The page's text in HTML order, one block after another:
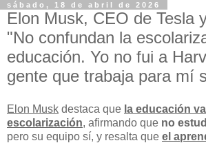
sábado, 18 de abril de 2026
Elon Musk, CEO de Tesla
"No confundan la
educación. Yo no fui a
gente que trabaja para mí
Elon Musk destaca que la educación
escolarización, afirmando que no
pero su equipo sí, y resalta que el